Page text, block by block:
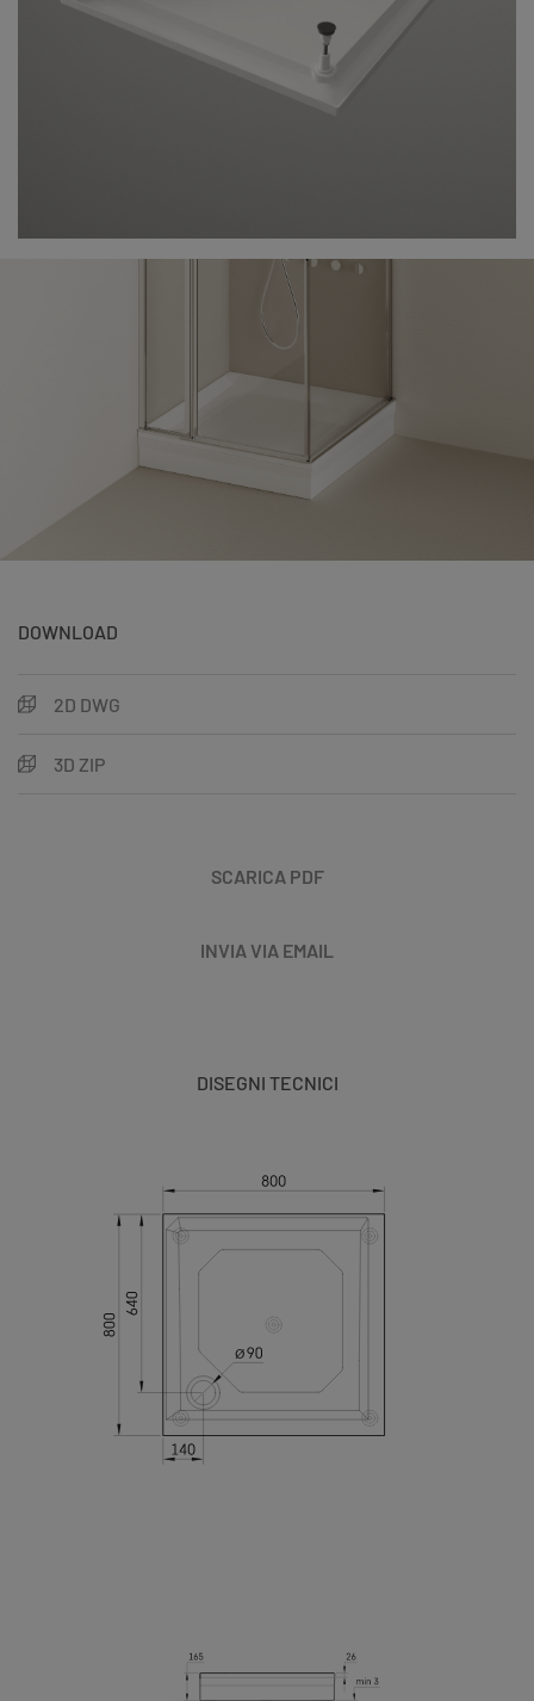
DOWNLOAD
2D DWG
3D ZIP
SCARICA PDF
INVIA VIA EMAIL
DISEGNI TECNICI